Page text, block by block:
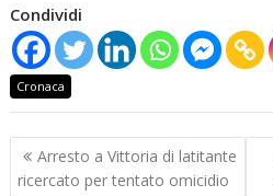
Condividi
Cronaca
Navigazione
articoli
Arresto a Vittoria di latitante
ricercato per tentato omicidio